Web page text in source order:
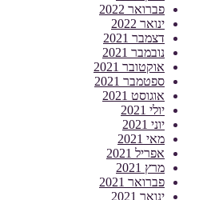
פברואר 2022
ינואר 2022
דצמבר 2021
נובמבר 2021
אוקטובר 2021
ספטמבר 2021
אוגוסט 2021
יולי 2021
יוני 2021
מאי 2021
אפריל 2021
מרץ 2021
פברואר 2021
ינואר 2021